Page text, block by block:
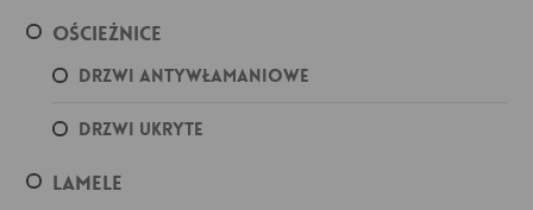
Ościeżnice
Drzwi antywłamaniowe
Drzwi ukryte
Lamele